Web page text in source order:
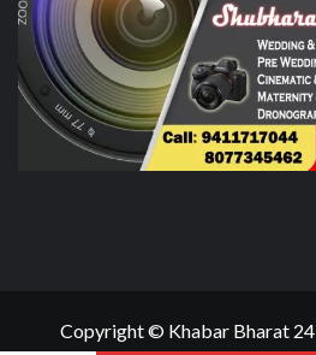
Copyright © Khabar Bharat 24